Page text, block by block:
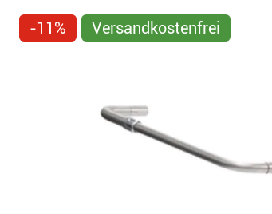
-11% Versandkostenfrei